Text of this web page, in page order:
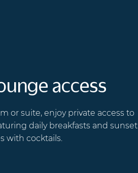
access
or suite, enjoy private access to
daily breakfasts and sunset
with cocktails.